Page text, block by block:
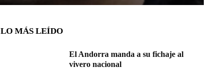
LO MÁS LEÍDO
El Andorra manda a su fichaje al
vivero nacional